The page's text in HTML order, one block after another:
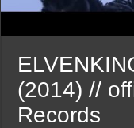
(2014) //
Records